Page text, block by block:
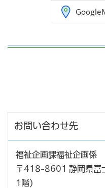
お問い合わせ先
福祉企画課福祉企画係
〒418-8601 静岡県富
1階)